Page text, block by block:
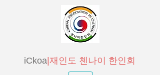
iCkoa |재인도 첸나이 한인회